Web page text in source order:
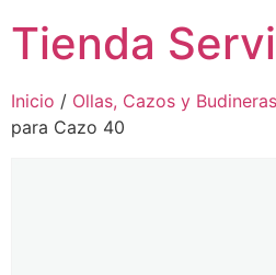
Tienda
Inicio / Ollas, Cazos y Budineras
para Cazo 40